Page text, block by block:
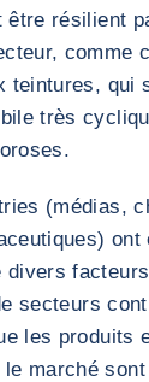
être résilient
comme
teintures, qui
très
(médias,
ont
divers
secteurs
les produits
marché